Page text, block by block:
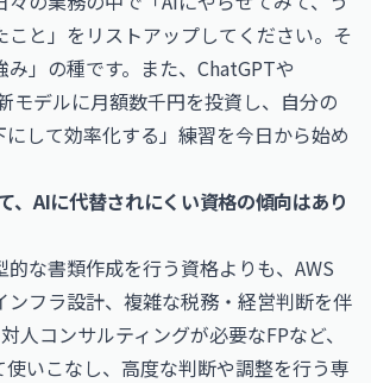
こと」をリストアップしてください。そ
み」の種です。また、ChatGPTや
モデルに月額数千円を投資し、自分の
して効率化する」練習を今日から始め
、AIに代替されにくい資格の傾向はあり
な書類作成を行う資格よりも、AWS
ンフラ設計、複雑な税務・経営判断を伴
人コンサルティングが必要なFPなど、
いこなし、高度な判断や調整を行う専